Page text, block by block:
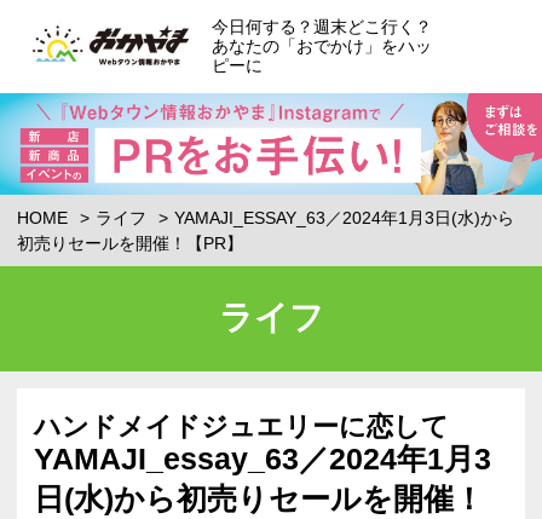
今日何する？週末どこ行く？
あなたの「おでかけ」をハッ
ピーに
HOME ライフ
YAMAJI_ESSAY_63／2024年1月3日(水)から
初売りセールを開催！【PR】
ライフ
ハンドメイドジュエリーに恋して
YAMAJI_essay_63／2024年1月3
日(水)から初売りセールを開催！